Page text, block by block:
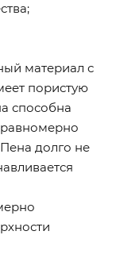
материал с
пористую
способна
равномерно
долго не